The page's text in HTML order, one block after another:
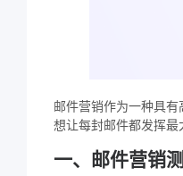
邮件营销作为一种具
想让每封邮件都发挥最
一、邮件营销